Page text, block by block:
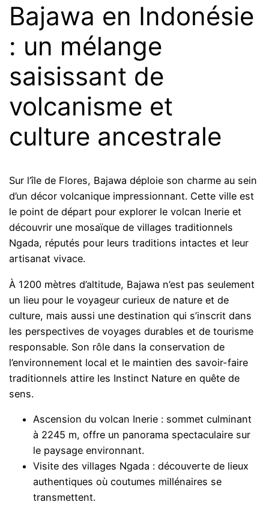
Bajawa en Indonésie
: un mélange
saisissant de
volcanisme et
culture ancestrale
Sur l’île de Flores, Bajawa déploie son charme au sein
d’un décor volcanique impressionnant. Cette ville est
le point de départ pour explorer le volcan Inerie et
découvrir une mosaïque de villages traditionnels
Ngada, réputés pour leurs traditions intactes et leur
artisanat vivace.
À 1200 mètres d’altitude, Bajawa n’est pas seulement
un lieu pour le voyageur curieux de nature et de
culture, mais aussi une destination qui s’inscrit dans
les perspectives de voyages durables et de tourisme
responsable. Son rôle dans la conservation de
l’environnement local et le maintien des savoir-faire
traditionnels attire les Instinct Nature en quête de
sens.
Ascension du volcan Inerie : sommet culminant
à 2245 m, offre un panorama spectaculaire sur
le paysage environnant.
Visite des villages Ngada : découverte de lieux
authentiques où coutumes millénaires se
transmettent.